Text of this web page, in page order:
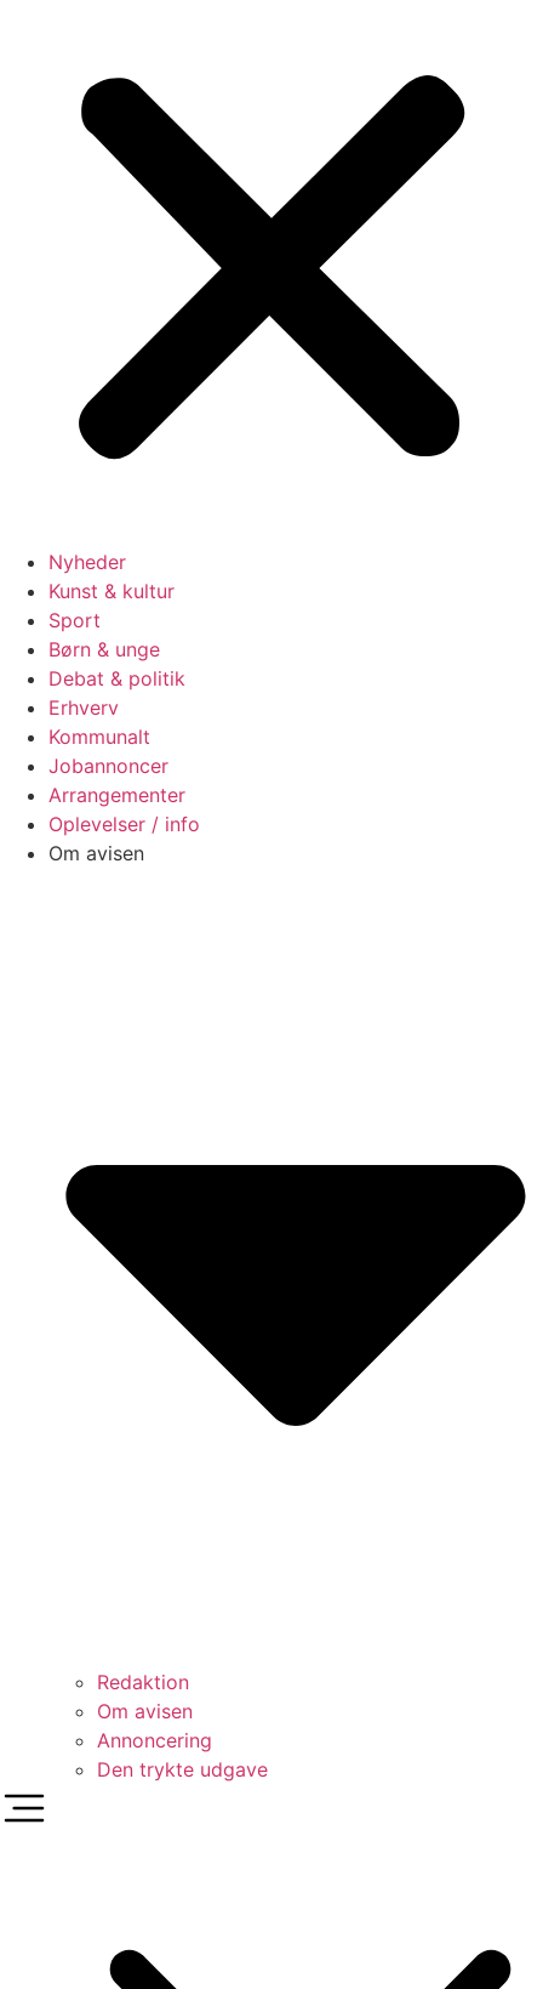
Nyheder
Kunst & kultur
Sport
Børn & unge
Debat & politik
Erhverv
Kommunalt
Jobannoncer
Arrangementer
Oplevelser / info
Om avisen
Redaktion
Om avisen
Annoncering
Den trykte udgave